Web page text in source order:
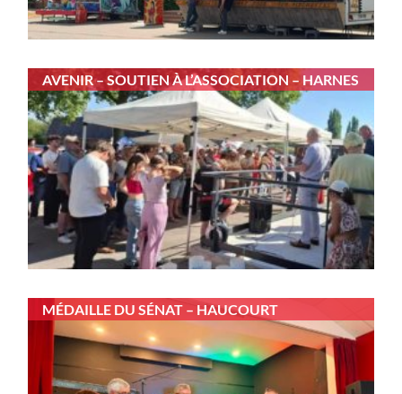
AVENIR – SOUTIEN À L’ASSOCIATION – HARNES
MÉDAILLE DU SÉNAT – HAUCOURT